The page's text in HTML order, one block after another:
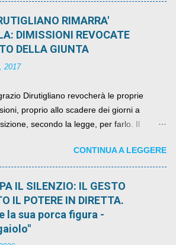
RIMARRA'
DIMISSIONI REVOCATE
DELLA GIUNTA
2017
Dirutigliano revocherà le proprie
proprio allo scadere dei giorni a
secondo la legge, per farlo. Il
che si auspicavano il contrario.CONTINUA A LEGGERE
IL SILENZIO: IL GESTO
IL POTERE IN DIRETTA.
la sua porca figura -